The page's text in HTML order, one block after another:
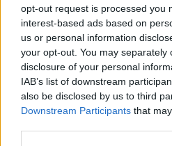
opt-out request is processed you
interest-based ads based on
us or personal information
your opt-out. You may separately
disclosure of your personal
IAB’s list of downstream
also be disclosed by us to third
Downstream Participants that
Παρότι η γυναίκα
ελεύθερη με προφορική
Στο πλαίσιο του
70χρονος πεθερός, ο
ελεύθερος λόγω σοβαρών